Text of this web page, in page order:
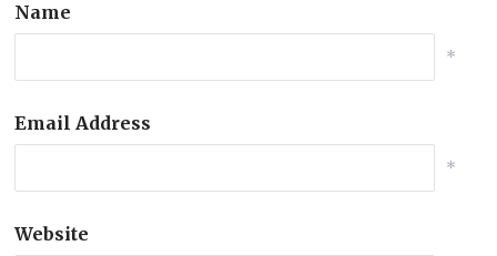
Name
*
Email Address
*
Website